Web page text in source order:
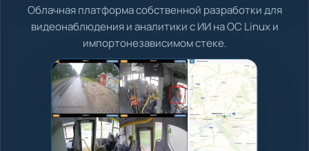
Облачная платформа собственной разработки для
видеонаблюдения и аналитики с ИИ на ОС Linux и
импортонезависимом стеке.